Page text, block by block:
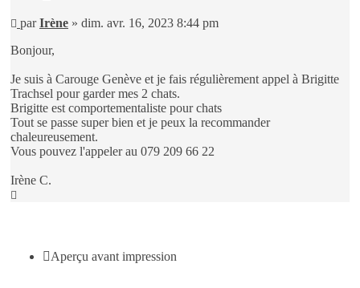
Message
parIrène » dim. avr. 16, 2023 8:44 pm
Bonjour,
Je suis à Carouge Genève et je fais régulièrement appel à Brigitte
Trachsel pour garder mes 2 chats.
Brigitte est comportementaliste pour chats
Tout se passe super bien et je peux la recommander
chaleureusement.
Vous pouvez l'appeler au 079 209 66 22
Irène C.
Aperçu avant impression